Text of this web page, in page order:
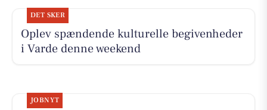
DET SKER
Oplev spændende kulturelle begivenheder
i Varde denne weekend
JOBNYT